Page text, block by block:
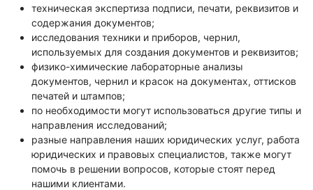
Комплексная экспертиза
Геммологическая экспертиза (ювелирная)
Заключение эксперта на иностранном языке
Приемка квартиры
техническая экспертиза подписи, печати, реквизитов и
содержания документов;
исследования техники и приборов, чернил,
используемых для создания документов и реквизитов;
физико-химические лабораторные анализы
документов, чернил и красок на документах, оттисков
печатей и штампов;
по необходимости могут использоваться другие типы и
направления исследований;
разные направления наших юридических услуг, работа
юридических и правовых специалистов, также могут
помочь в решении вопросов, которые стоят перед
нашими клиентами.